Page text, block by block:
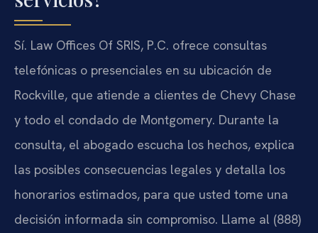
Sí. Law Offices Of SRIS, P.C. ofrece consultas
telefónicas o presenciales en su ubicación de
Rockville, que atiende a clientes de Chevy Chase
y todo el condado de Montgomery. Durante la
consulta, el abogado escucha los hechos, explica
las posibles consecuencias legales y detalla los
honorarios estimados, para que usted tome una
decisión informada sin compromiso. Llame al (888)